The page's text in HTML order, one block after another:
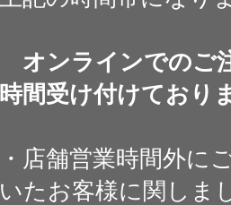
オンラインでのご
時間受け付けており
・店舗営業時間外に
いたお客様に関しま